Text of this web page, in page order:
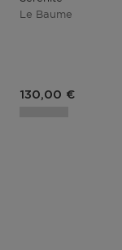
Le Baume
130,00 €